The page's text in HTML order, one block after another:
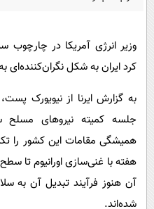
وزیر انرژی آمریکا در چارچوب
کرد ایران به شکل
به گزارش ایرنا از نیویورک پست،
جلسه کمیته نیروهای مسلح
همیشگی مقامات این کشور را
هفته با غنی‌سازی اورانیوم تا
آن هنوز فرآیند تبدیل آن به
شده‌اند.